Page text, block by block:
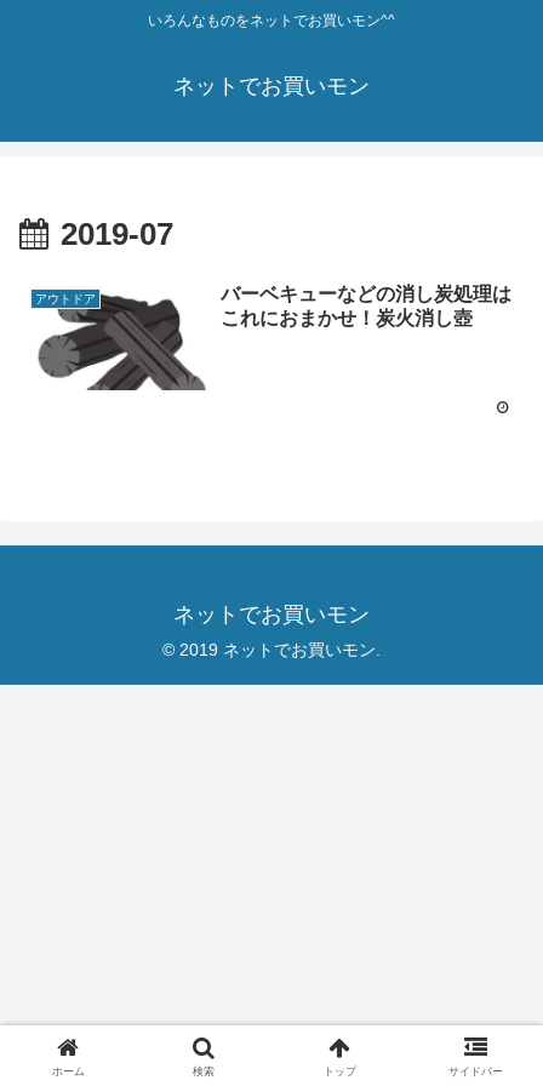
いろんなものをネットでお買いモン^^
ネットでお買いモン
2019-07
アウトドア
バーベキューなどの消し炭処理は
これにおまかせ！炭火消し壺
ネットでお買いモン
© 2019 ネットでお買いモン.
ホーム 検索 トップ サイドバー